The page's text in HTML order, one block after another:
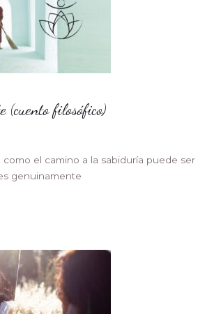
(cuento filosófico)
el camino a la sabiduría puede ser
genuinamente